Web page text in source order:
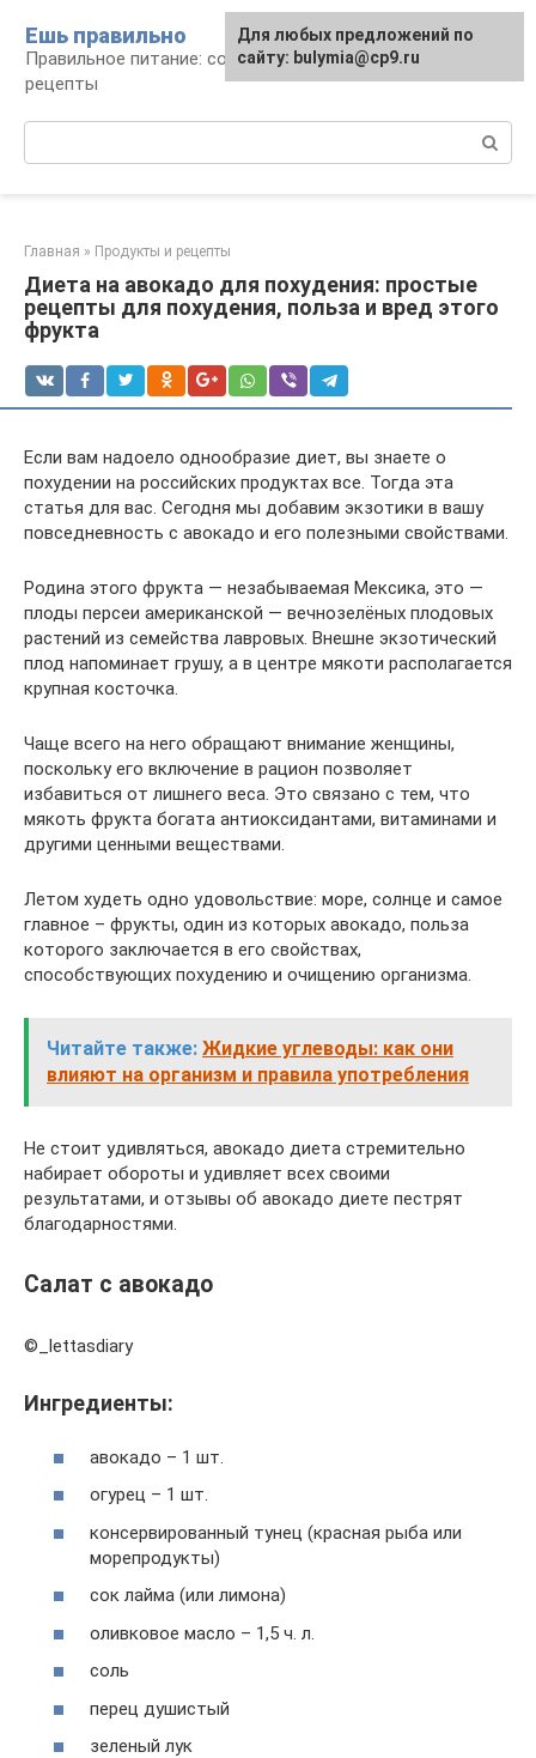
контенту
Ешь правильно
Правильное питание: советы, продукты,
рецепты
Главная » Продукты и рецепты
Диета на авокадо для похудения: простые
рецепты для похудения, польза и вред этого
фрукта
Если вам надоело однообразие диет, вы знаете о
похудении на российских продуктах все. Тогда эта
статья для вас. Сегодня мы добавим экзотики в вашу
повседневность с авокадо и его полезными свойствами.
Родина этого фрукта — незабываемая Мексика, это —
плоды персеи американской — вечнозелёных плодовых
растений из семейства лавровых. Внешне экзотический
плод напоминает грушу, а в центре мякоти располагается
крупная косточка.
Чаще всего на него обращают внимание женщины,
поскольку его включение в рацион позволяет
избавиться от лишнего веса. Это связано с тем, что
мякоть фрукта богата антиоксидантами, витаминами и
другими ценными веществами.
Летом худеть одно удовольствие: море, солнце и самое
главное – фрукты, один из которых авокадо, польза
которого заключается в его свойствах,
способствующих похудению и очищению организма.
Читайте также: Жидкие углеводы: как они
влияют на организм и правила употребления
Не стоит удивляться, авокадо диета стремительно
набирает обороты и удивляет всех своими
результатами, и отзывы об авокадо диете пестрят
благодарностями.
Салат с авокадо
©_lettasdiary
Ингредиенты:
авокадо – 1 шт.
огурец – 1 шт.
консервированный тунец (красная рыба или
морепродукты)
сок лайма (или лимона)
оливковое масло – 1,5 ч. л.
соль
перец душистый
зеленый лук
Для любых предложений по
сайту: bulymia@cp9.ru